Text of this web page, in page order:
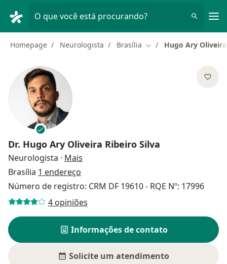
O que você está procurando?
Homepage Neurologista Brasília Mudar de cidade
Hugo Ary
Dr. Hugo Ary Oliveira Ribeiro Silva
Neurologista · Mais
Brasília 1 endereço
Número de registro: CRM DF 19610 - RQE Nº: 17996
4 opiniões
Informações de contato
Solicite um atendimento